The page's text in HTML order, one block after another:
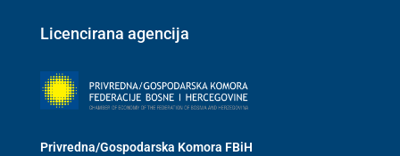
Licencirana agencija
Privredna/Gospodarska Komora FBiH